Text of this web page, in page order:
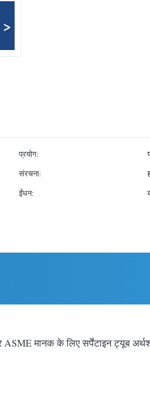
>
प्रयोग:
संरचना:
ईंधन:
ASME मानक के लिए सर्पेंटाइन ट्यूब